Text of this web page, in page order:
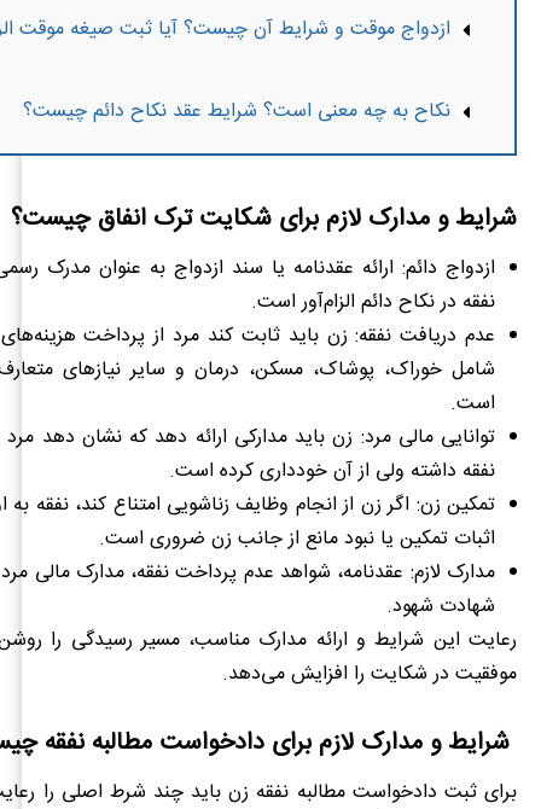
ازدواج موقت و شرایط آن چیست؟ آیا ثبت صیغه موقت
نکاح به چه معنی است؟ شرایط عقد نکاح دائم چیست؟
شرایط و مدارک لازم برای شکایت ترک انفاق چیست؟
ازدواج دائم: ارائه عقدنامه یا سند ازدواج به عنوان مدرک
نفقه در نکاح دائم الزام‌آور است.
عدم دریافت نفقه: زن باید ثابت کند مرد از پرداخت
شامل خوراک، پوشاک، مسکن، درمان و سایر نیازهای
است.
توانایی مالی مرد: زن باید مدارکی ارائه دهد که نشان دهد
نفقه داشته ولی از آن خودداری کرده است.
تمکین زن: اگر زن از انجام وظایف زناشویی امتناع کند، نفقه به
اثبات تمکین یا نبود مانع از جانب زن ضروری است.
مدارک لازم: عقدنامه، شواهد عدم پرداخت نفقه، مدارک مالی
شهادت شهود.
رعایت این شرایط و ارائه مدارک مناسب، مسیر رسیدگی را
موفقیت در شکایت را افزایش می‌دهد.
شرایط و مدارک لازم برای دادخواست مطالبه نفقه
برای ثبت دادخواست مطالبه نفقه زن باید چند شرط اصلی را